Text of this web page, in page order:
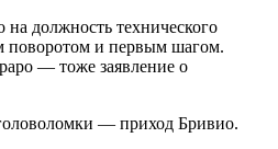
должность технического
поворотом и первым шагом.
— тоже заявление о
— приход Бривио.